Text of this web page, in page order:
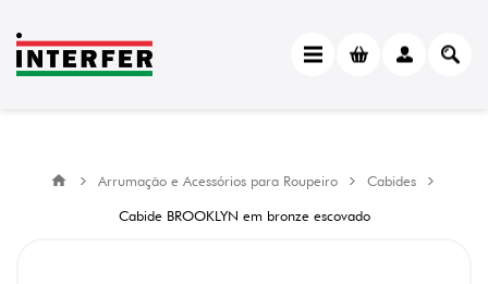
Arrumação e Acessórios para Roupeiro
Cabides
Cabide BROOKLYN em bronze escovado